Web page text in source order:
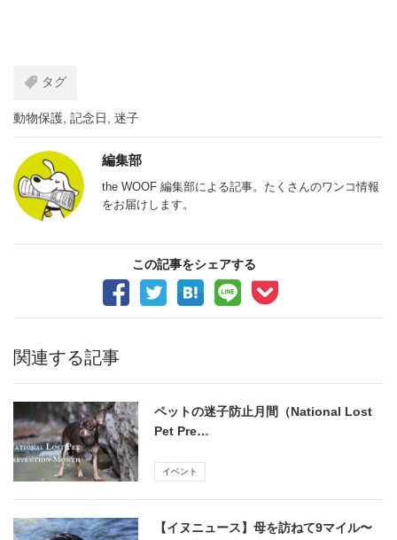
タグ
動物保護 記念日 迷子
編集部
the WOOF 編集部による記事。たくさんのワンコ情報
をお届けします。
この記事をシェアする
関連する記事
ペットの迷子防止月間（National Lost
Pet Pre…
イベント
【イヌニュース】母を訪ねて9マイル〜